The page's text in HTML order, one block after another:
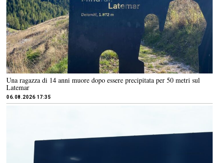
Una ragazza di 14 anni muore dopo essere precipitata per 50 metri sul
Latemar
06.08.2026 17:35